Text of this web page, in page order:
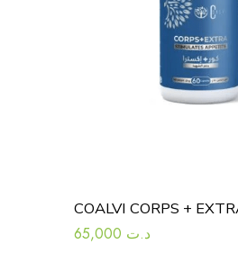
COALVI CORPS +
د.ت